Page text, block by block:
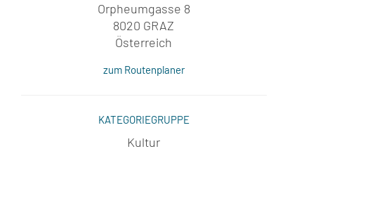
Orpheumgasse 8
8020 GRAZ
Österreich
zum Routenplaner
KATEGORIEGRUPPE
Kultur